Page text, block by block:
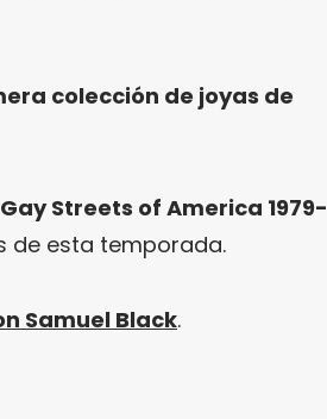
colección de joyas de
Streets of America 1979-
de esta temporada.
Samuel Black.